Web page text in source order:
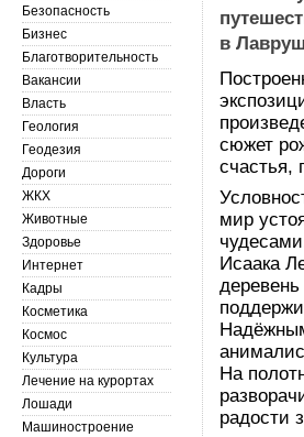
в
сюжет
счастья,
мир
Исаака
На
радости
Безопасность
Бизнес
Благотворительность
Вакансии
Власть
Геология
Геодезия
Дороги
ЖКХ
Животные
Здоровье
Интернет
Кадры
Косметика
Космос
Культура
Лечение на курортах
Лошади
Машиностроение